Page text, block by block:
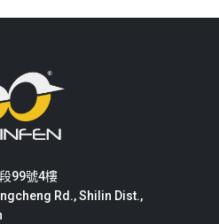
99號4樓
Rd., Shilin Dist.,